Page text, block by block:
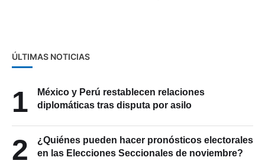
ÚLTIMAS NOTICIAS
1
México y Perú restablecen relaciones
diplomáticas tras disputa por asilo
2
¿Quiénes pueden hacer pronósticos electorales
en las Elecciones Seccionales de noviembre?